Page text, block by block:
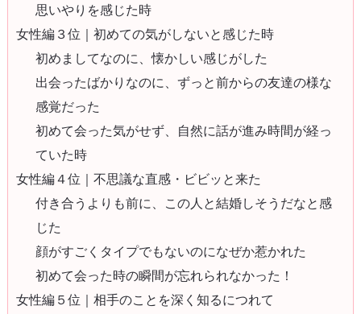
思いやりを感じた時
女性編３位｜初めての気がしないと感じた時
初めましてなのに、懐かしい感じがした
出会ったばかりなのに、ずっと前からの友達の様な
感覚だった
初めて会った気がせず、自然に話が進み時間が経っ
ていた時
女性編４位｜不思議な直感・ビビッと来た
付き合うよりも前に、この人と結婚しそうだなと感
じた
顔がすごくタイプでもないのになぜか惹かれた
初めて会った時の瞬間が忘れられなかった！
女性編５位｜相手のことを深く知るにつれて